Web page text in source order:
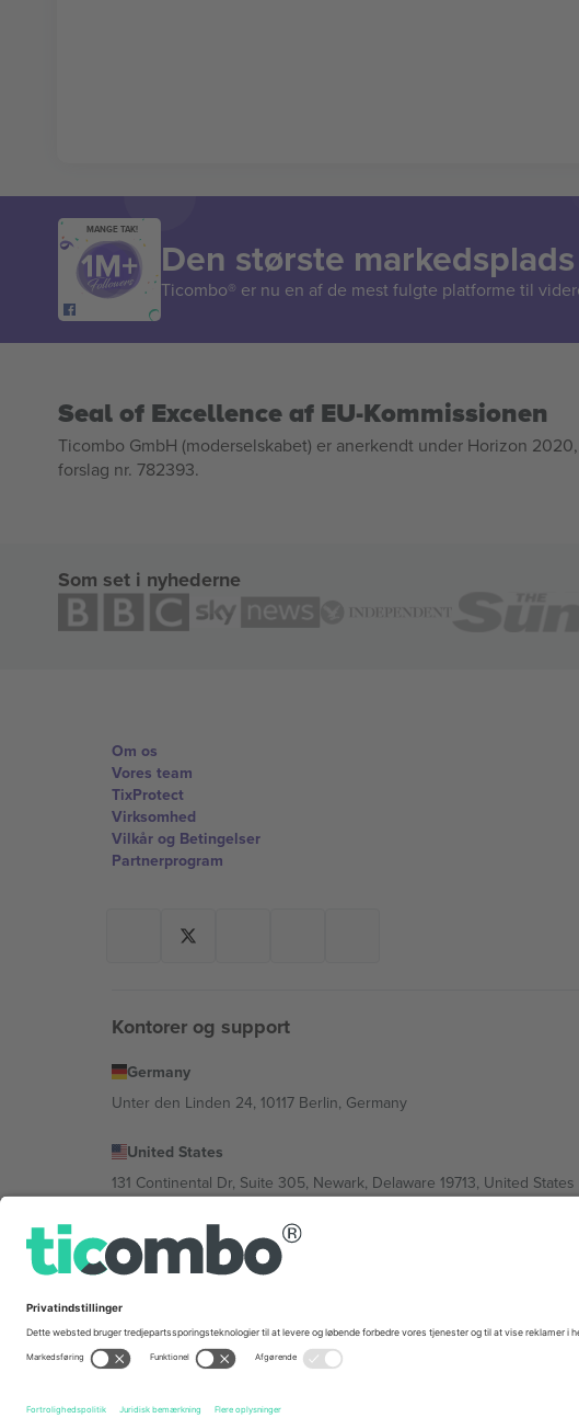
MANGE TAK!
Den største
Ticombo® er nu en af de mest fulgte platforme til
Seal of Excellence af EU-Kommissionen
Ticombo GmbH (moderselskabet) er anerkendt under Horizon
forslag nr. 782393.
Som set i nyhederne
Om os
Vores team
TixProtect
Virksomhed
Vilkår og Betingelser
Partnerprogram
Kontorer og support
Germany
Unter den Linden 24, 10117 Berlin, Germany
United States
131 Continental Dr, Suite 305, Newark, Delaware 19713, United States
Bulgaria
Regus Sofia City West, bul Totleben 53-55, 1606 Sofia, Bulgaria
Av Chapultepec 360, Roma Norte, Cuauhtémoc, 06700 Ciudad de
© 2026 Ticombo. Alle rettigheder forbeholdes.